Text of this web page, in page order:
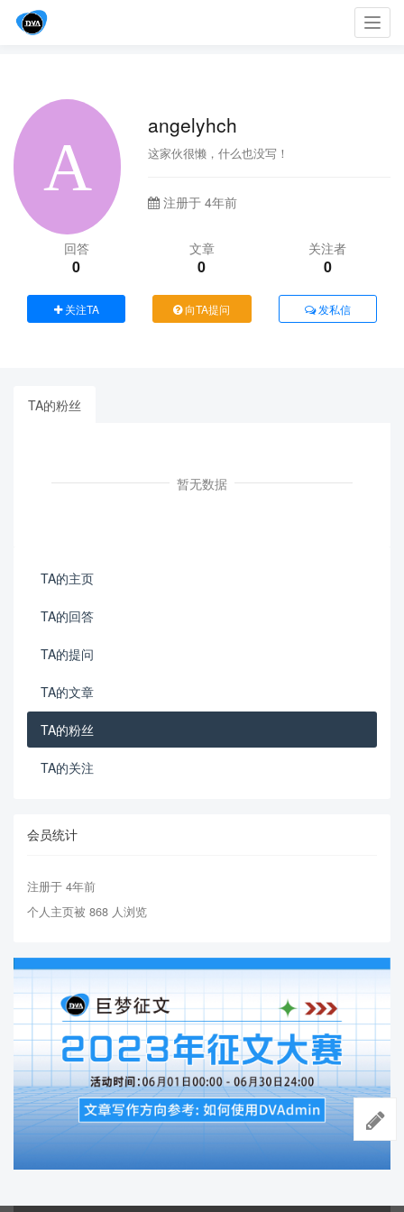
angelyhch
这家伙很懒，什么也没写！
注册于 4年前
回答
0
文章
0
关注者
0
关注TA 向TA提问 发私信
TA的粉丝
暂无数据
TA的主页
TA的回答
TA的提问
TA的文章
TA的粉丝
TA的关注
会员统计
注册于 4年前
个人主页被 868 人浏览